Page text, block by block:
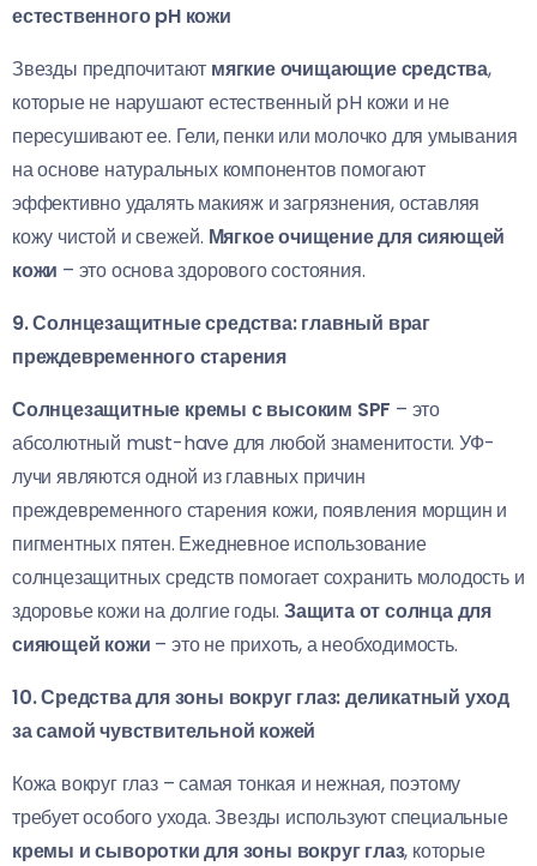
естественного pH кожи
Звезды предпочитают мягкие очищающие средства,
которые не нарушают естественный pH кожи и не
пересушивают ее. Гели, пенки или молочко для умывания
на основе натуральных компонентов помогают
эффективно удалять макияж и загрязнения, оставляя
кожу чистой и свежей. Мягкое очищение для сияющей
кожи – это основа здорового состояния.
9. Солнцезащитные средства: главный враг
преждевременного старения
Солнцезащитные кремы с высоким SPF – это
абсолютный must-have для любой знаменитости. УФ-
лучи являются одной из главных причин
преждевременного старения кожи, появления морщин и
пигментных пятен. Ежедневное использование
солнцезащитных средств помогает сохранить молодость и
здоровье кожи на долгие годы.Защита от солнца для
сияющей кожи – это не прихоть, а необходимость.
10. Средства для зоны вокруг глаз: деликатный уход
за самой чувствительной кожей
Кожа вокруг глаз – самая тонкая и нежная, поэтому
требует особого ухода. Звезды используют специальные
кремы и сыворотки для зоны вокруг глаз, которые